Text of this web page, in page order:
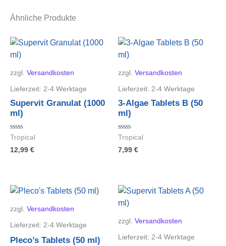
Ähnliche Produkte
zzgl. Versandkosten
Lieferzeit: 2-4 Werktage
Supervit Granulat (1000
ml)
Bewertet
0
Tropical
12,99 €
zzgl. Versandkosten
Lieferzeit: 2-4 Werktage
3-Algae Tablets B (50
ml)
Bewertet
0
Tropical
7,99 €
zzgl. Versandkosten
Lieferzeit: 2-4 Werktage
Pleco’s Tablets (50 ml)
zzgl. Versandkosten
Lieferzeit: 2-4 Werktage